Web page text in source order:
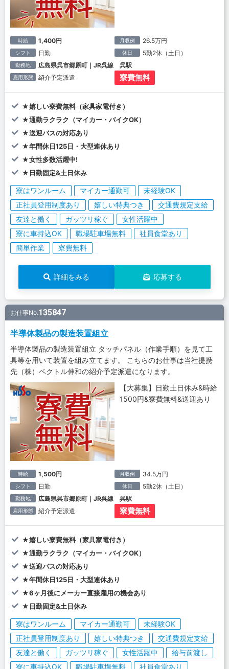
時給 1,400円 月収例 26.5万円
シフト 日勤 休日 5勤2休（土日）
勤務地 広島県呉市郷原町｜JR呉線 呉駅
雇用形態 紹介予定派遣 寮費無料
★嬉しい寮費無料（家具家電付き）
★通勤ラクラク（マイカー・バイクOK）
★送迎バスの対応あり
★年間休日125日・大型連休あり
★女性多数活躍中!
★日勤固定&土日休み
寮はワンルーム マイカー通勤可
未経験OK
正社員登用制度あり
嬉しい特典つき
交通費規定支給
友達と働く
ガッツリ稼ぐ
女性活躍中
寮に車持込OK
職場駐車場無料
社員食堂あり
簡単作業
寮費無料
詳細をみる 応募する
お仕事No.135847
半導体製品の製造装置組立
半導体製品の製造装置組立 タッチパネル（作業手順）を見て工
具等を用いて装置を組み立てます。 こちらのお仕事は当社提携
先（株）ベクトル伸和の紹介予定派遣になります。
【大募集】日勤土日休み&時給
1500円&寮費無料&送迎あり
時給 1,500円 月収例 34.5万円
シフト 日勤 休日 5勤2休（土日）
勤務地 広島県呉市郷原町｜JR呉線 呉駅
雇用形態 紹介予定派遣 寮費無料
★嬉しい寮費無料（家具家電付き）
★通勤ラクラク（マイカー・バイクOK）
★送迎バスの対応あり
★年間休日125日・大型連休あり
★6ヶ月後にメーカー直接雇用の機会あり
★日勤固定&土日休み
寮はワンルーム マイカー通勤可
未経験OK
正社員登用制度あり
嬉しい特典つき
交通費規定支給
友達と働く
ガッツリ稼ぐ 女性活躍中
給与前渡し
寮に車持込OK
職場駐車場無料 社員食堂あり